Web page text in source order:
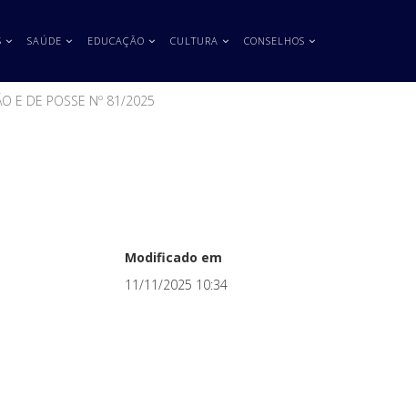
SAÚDE EDUCAÇÃO CULTURA CONSELHOS
E DE POSSE Nº 81/2025
Modificado em
11/11/2025 10:34